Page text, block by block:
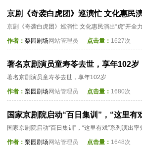
京剧《奇袭白虎团》巡演忙 文化惠民
京剧《奇袭白虎团》巡演忙 文化惠民演出“虎”开全力
作者： 梨园剧场网站管理员 点击量： 1627次
著名京剧演员童寿苓去世，享年102岁
著名京剧演员童寿苓去世，享年102岁
作者： 梨园剧场网站管理员 点击量： 1680次
国家京剧院启动“百日集训”，“这里有
国家京剧院启动“百日集训”，“这里有戏”系列演出率
作者： 梨园剧场网站管理员 点击量： 1648次